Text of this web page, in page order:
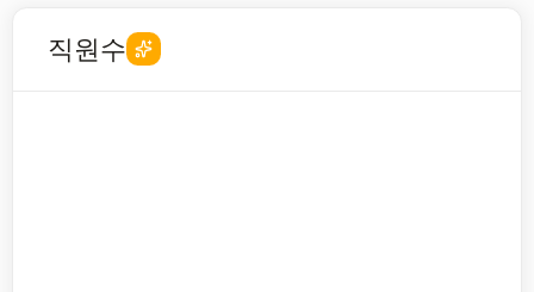
직원수